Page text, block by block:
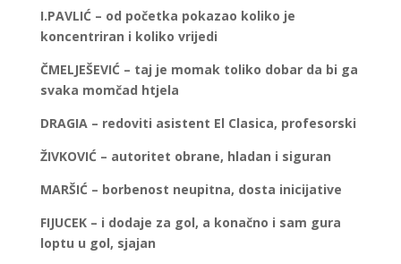
I.PAVLIĆ – od početka pokazao koliko je
koncentriran i koliko vrijedi
ČMELJEŠEVIĆ – taj je momak toliko dobar da bi ga
svaka momčad htjela
DRAGIA – redoviti asistent El Clasica, profesorski
ŽIVKOVIĆ – autoritet obrane, hladan i siguran
MARŠIĆ – borbenost neupitna, dosta inicijative
FIJUCEK – i dodaje za gol, a konačno i sam gura
loptu u gol, sjajan